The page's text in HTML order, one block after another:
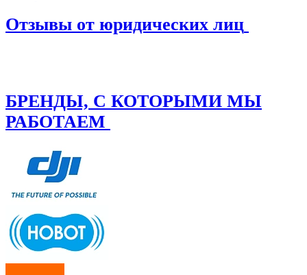
Отзывы от юридических лиц
БРЕНДЫ, С КОТОРЫМИ МЫ
РАБОТАЕМ